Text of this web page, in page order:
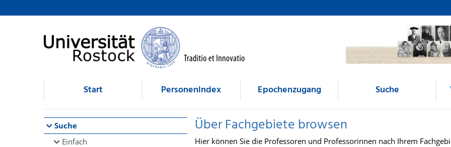
Browsen
direkt zum Inhalt
Start Personenindex Epochenzugang Suche
Suche
Einfach
Über Fachgebiete browsen
Hier können Sie die Professoren und Professorinnen nach Ihrem